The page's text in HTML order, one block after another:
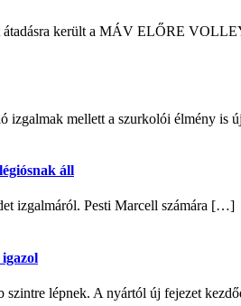
átadásra került a MÁV ELŐRE
izgalmak mellett a szurkolói élmény
áll
izgalmáról. Pesti Marcell számára […]
szintre lépnek. A nyártól új fejezet